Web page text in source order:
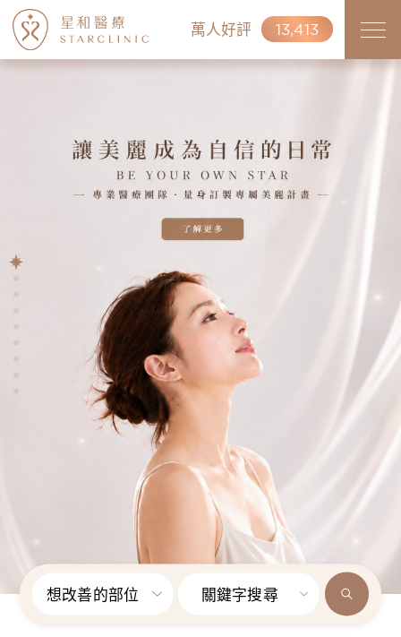
萬人好評 13,413
想改善的部位 關鍵字搜尋